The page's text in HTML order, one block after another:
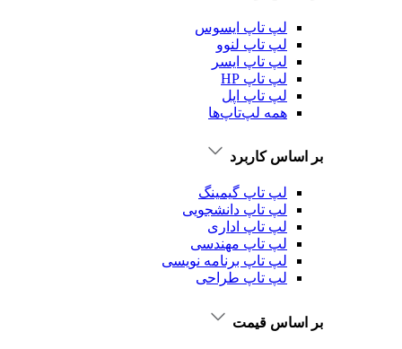
لپ تاپ ایسوس
لپ تاپ لنوو
لپ تاپ ایسر
لپ تاپ HP
لپ تاپ اپل
همه لپ‌تاپ‌ها
بر اساس کاربرد
لپ تاپ گیمینگ
لپ تاپ دانشجویی
لپ تاپ اداری
لپ تاپ مهندسی
لپ تاپ برنامه نویسی
لپ تاپ طراحی
بر اساس قیمت